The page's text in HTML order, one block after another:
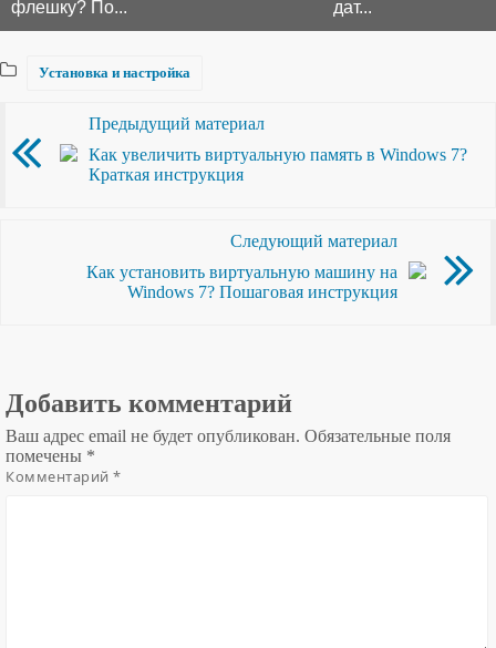
флешку? По...
дат...
Установка и настройка
Предыдущий материал
Как увеличить виртуальную память в Windows 7?
Краткая инструкция
Следующий материал
Как установить виртуальную машину на
Windows 7? Пошаговая инструкция
Добавить комментарий
Ваш адрес email не будет опубликован. Обязательные поля
помечены *
Комментарий*